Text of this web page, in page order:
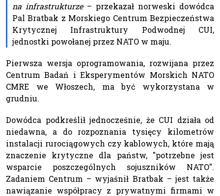
na infrastrukturze– przekazał norweski dowódca
Pal Bratbak z Morskiego Centrum Bezpieczeństwa
Krytycznej Infrastruktury Podwodnej CUI,
jednostki powołanej przez NATO w maju.
Pierwsza wersja oprogramowania, rozwijana przez
Centrum Badań i Eksperymentów Morskich NATO
CMRE we Włoszech, ma być wykorzystana w
grudniu.
Dowódca podkreślił jednocześnie, że CUI działa od
niedawna, a do rozpoznania tysięcy kilometrów
instalacji rurociągowych czy kablowych, które mają
znaczenie krytyczne dla państw, "potrzebne jest
wsparcie poszczególnych sojuszników NATO".
Zadaniem Centrum – wyjaśnił Bratbak – jest także
nawiązanie współpracy z prywatnymi firmami w